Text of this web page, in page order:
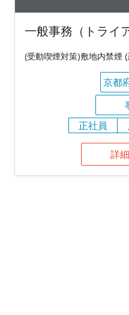
一般事務（トライ
(受動喫煙対策)敷地内禁煙
京都
正社員
詳